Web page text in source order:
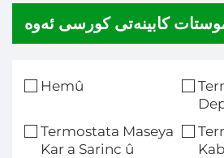
کابینەتی کورسی ئەوە
Hemû
Termostata Maseya
Kar a Sarinc û